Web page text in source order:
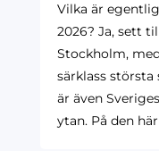
Vilka är
2026? Ja, sett
Stockholm,
särklass
är även
ytan. På den